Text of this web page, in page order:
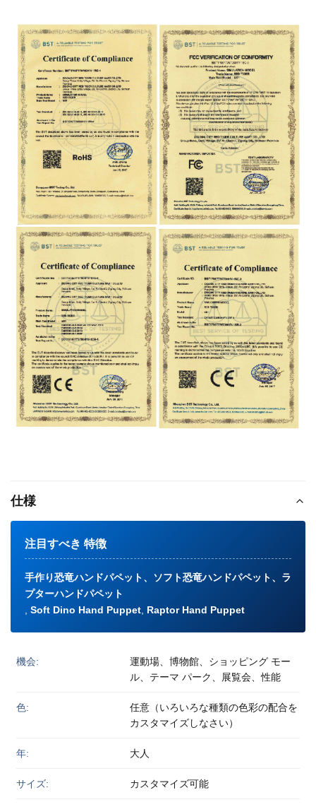
仕様
注目すべき 特徴
手作り恐竜ハンドパペット、ソフト恐竜ハンドパペット、ラ
プターハンドパペット
Soft Dino Hand Puppet Raptor Hand Puppet
機会:
運動場、博物館、ショッピング モー
ル、テーマ パーク、展覧会、性能
色:
任意（いろいろな種類の色彩の配合を
カスタマイズしなさい）
年: 大人
サイズ: カスタマイズ可能